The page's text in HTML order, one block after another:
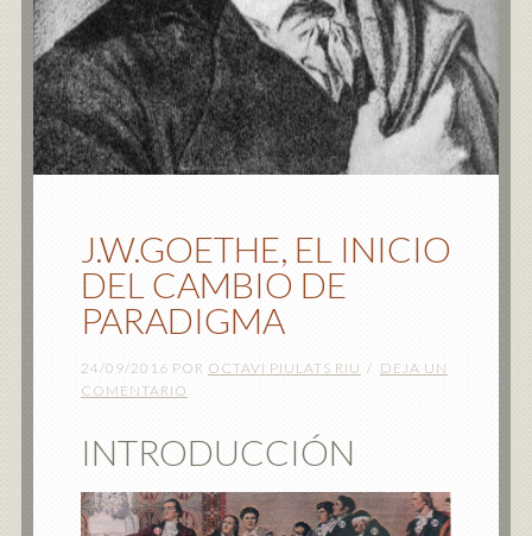
J.W.GOETHE, EL INICIO
DEL CAMBIO DE
PARADIGMA
24/09/2016 POR OCTAVI PIULATS RIU
DEJA UN
COMENTARIO
INTRODUCCIÓN